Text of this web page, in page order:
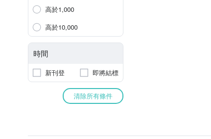
高於1,000
高於10,000
時間
新刊登 即將結標
清除所有條件